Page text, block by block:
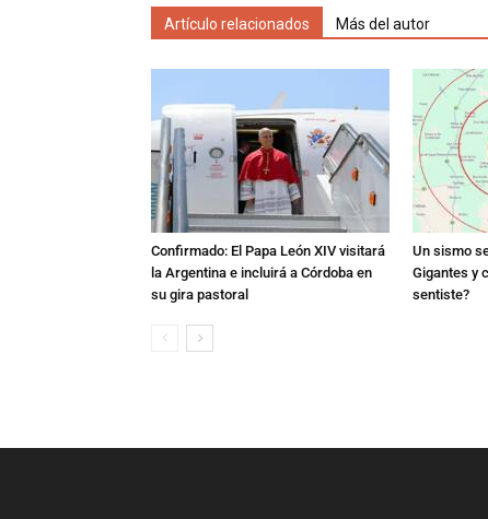
Artículo relacionados Más del autor
Confirmado: El Papa León XIV visitará
la Argentina e incluirá a Córdoba en
su gira pastoral
Un sismo
Gigantes y
sentiste?